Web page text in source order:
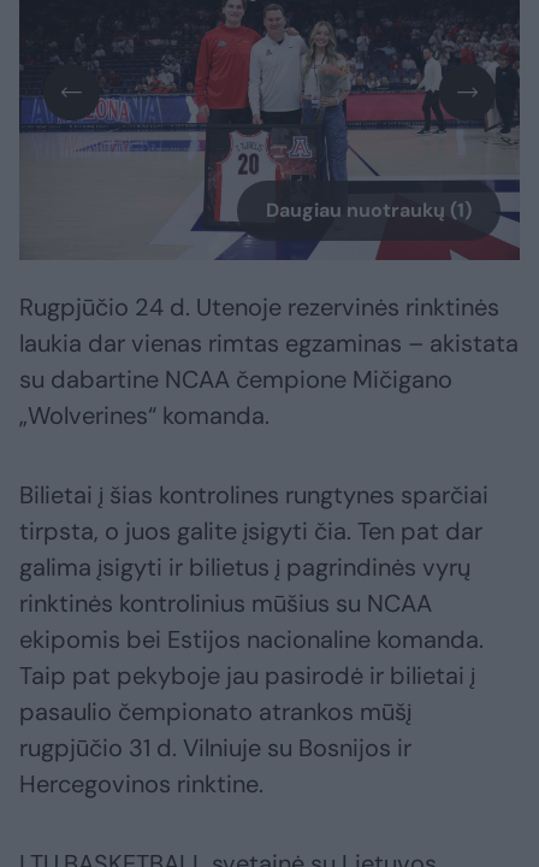
Daugiau nuotraukų (1)
Rugpjūčio 24 d. Utenoje rezervinės rinktinės
laukia dar vienas rimtas egzaminas – akistata
su dabartine NCAA čempione Mičigano
„Wolverines“ komanda.
Bilietai į šias kontrolines rungtynes sparčiai
tirpsta, o juos galite įsigyti čia. Ten pat dar
galima įsigyti ir bilietus į pagrindinės vyrų
rinktinės kontrolinius mūšius su NCAA
ekipomis bei Estijos nacionaline komanda.
Taip pat pekyboje jau pasirodė ir bilietai į
pasaulio čempionato atrankos mūšį
rugpjūčio 31 d. Vilniuje su Bosnijos ir
Hercegovinos rinktine.